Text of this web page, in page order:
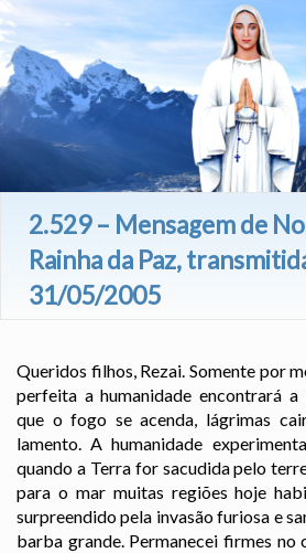
2.529 – Mensagem de
Rainha da Paz,
31/05/2005
Queridos filhos, Rezai. Somente por
perfeita a humanidade encontrará a
que o fogo se acenda, lágrimas
lamento. A humanidade
quando a Terra for sacudida pelo
para o mar muitas regiões hoje
surpreendido pela invasão furiosa e
barba grande. Permanecei firmes no